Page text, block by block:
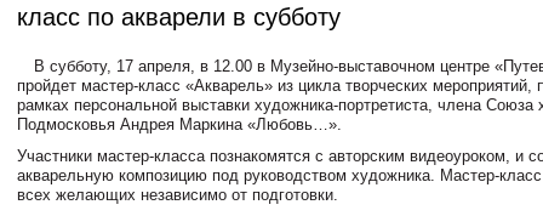
класс по акварели в субботу
В субботу, 17 апреля, в 12.00 в Музейно-выставочном центре
пройдет мастер-класс «Акварель» из цикла творческих мероприятий,
рамках персональной выставки художника-портретиста, члена Союза
Подмосковья Андрея Маркина «Любовь…».
Участники мастер-класса познакомятся с авторским видеоуроком, и
акварельную композицию под руководством художника. Мастер-
всех желающих независимо от подготовки.